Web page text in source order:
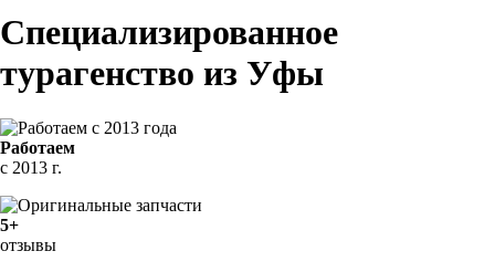
Специализированное
турагенство из Уфы
Работаем
с 2013 г.
5+
отзывы